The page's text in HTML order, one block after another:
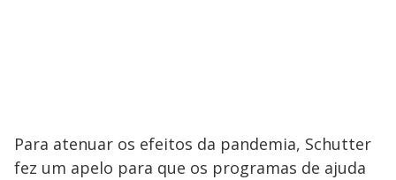
Para atenuar os efeitos da pandemia, Schutter
fez um apelo para que os programas de ajuda